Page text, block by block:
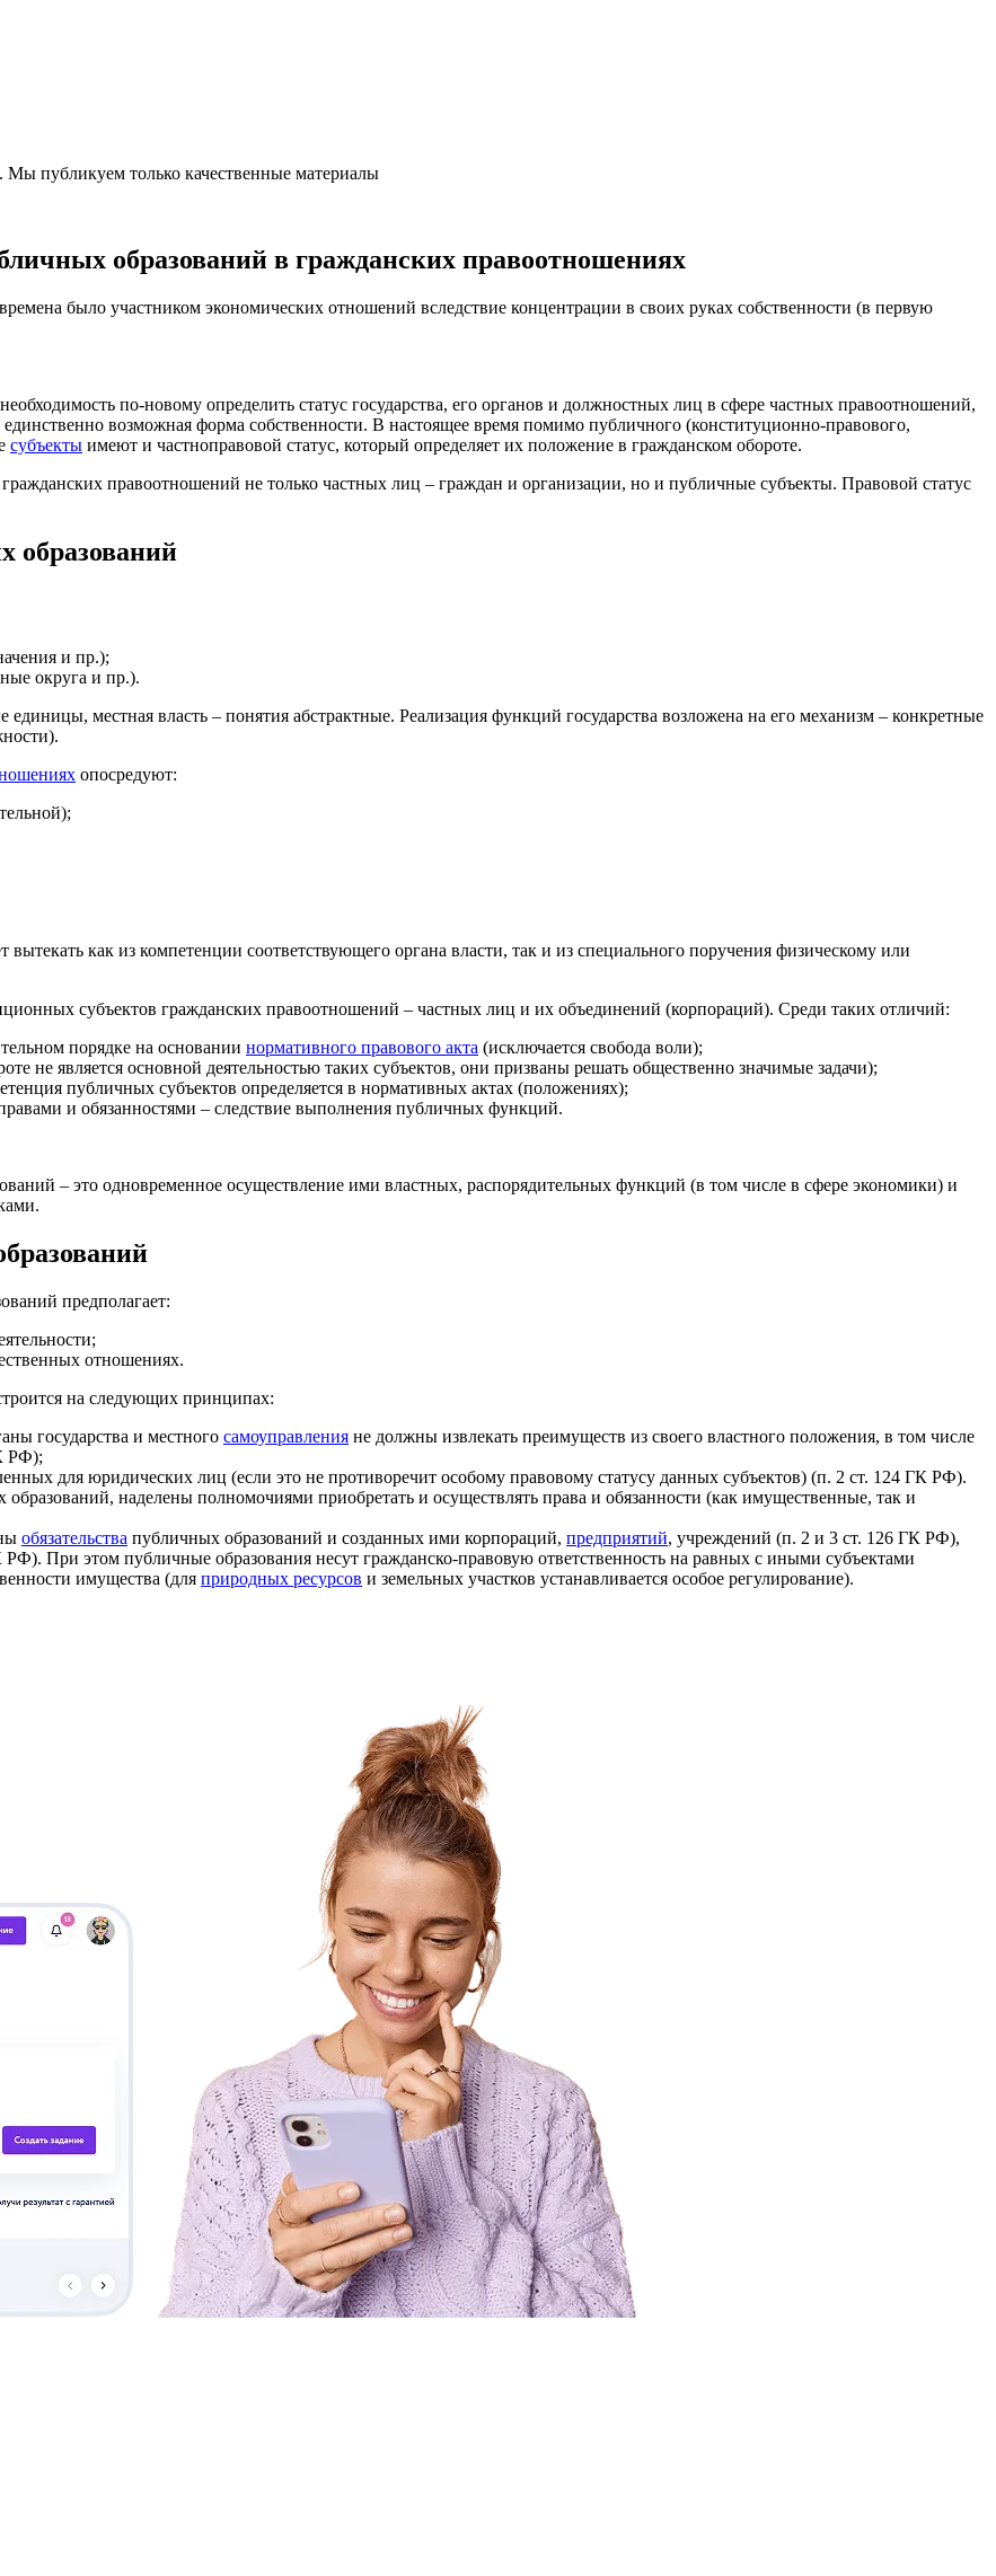
Мы публикуем только качественные материалы
образований в гражданских правоотношениях
было участником экономических отношений вследствие концентрации в своих руках собственности (в первую
по-новому определить статус государства, его органов и должностных лиц в сфере частных правоотношений,
единственно возможная форма собственности. В настоящее время помимо публичного (конституционно-правового,
субъекты имеют и частноправовой статус, который определяет их положение в гражданском обороте.
правоотношений не только частных лиц – граждан и организации, но и публичные субъекты. Правовой статус
образований
и пр.);
округа и пр.).
единицы, местная власть – понятия абстрактные. Реализация функций государства возложена на его механизм – конкретные
опосредуют:
вытекать как из компетенции соответствующего органа власти, так и из специального поручения физическому или
субъектов гражданских правоотношений – частных лиц и их объединений (корпораций). Среди таких отличий:
порядке на основании нормативного правового акта (исключается свобода воли);
не является основной деятельностью таких субъектов, они призваны решать общественно значимые задачи);
публичных субъектов определяется в нормативных актах (положениях);
и обязанностями – следствие выполнения публичных функций.
– это одновременное осуществление ими властных, распорядительных функций (в том числе в сфере экономики) и
предполагает:
отношениях.
на следующих принципах:
государства и местного самоуправления не должны извлекать преимуществ из своего властного положения, в том числе
РФ);
для юридических лиц (если это не противоречит особому правовому статусу данных субъектов) (п. 2 ст. 124 ГК РФ).
наделены полномочиями приобретать и осуществлять права и обязанности (как имущественные, так и
обязательства публичных образований и созданных ими корпораций, предприятий, учреждений (п. 2 и 3 ст. 126 ГК РФ),
При этом публичные образования несут гражданско-правовую ответственность на равных с иными субъектами
имущества (для природных ресурсов и земельных участков устанавливается особое регулирование).